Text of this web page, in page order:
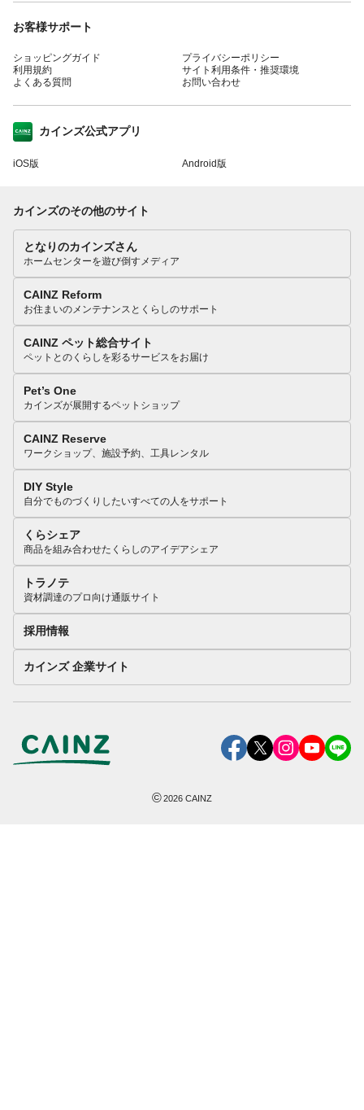
お客様サポート
ショッピングガイド
利用規約
よくある質問
プライバシーポリシー
サイト利用条件・推奨環境
お問い合わせ
カインズ公式アプリ
iOS版 Android版
カインズのその他のサイト
となりのカインズさん
ホームセンターを遊び倒すメディア
CAINZ Reform
お住まいのメンテナンスとくらしのサポート
CAINZ ペット総合サイト
ペットとのくらしを彩るサービスをお届け
Pet’s One
カインズが展開するペットショップ
CAINZ Reserve
ワークショップ、施設予約、工具レンタル
DIY Style
自分でものづくりしたいすべての人をサポート
くらシェア
商品を組み合わせたくらしのアイデアシェア
トラノテ
資材調達のプロ向け通販サイト
採用情報
カインズ 企業サイト
©2026 CAINZ